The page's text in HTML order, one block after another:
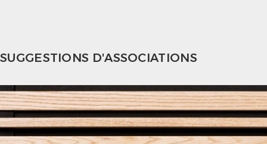
SUGGESTIONS D'ASSOCIATIONS